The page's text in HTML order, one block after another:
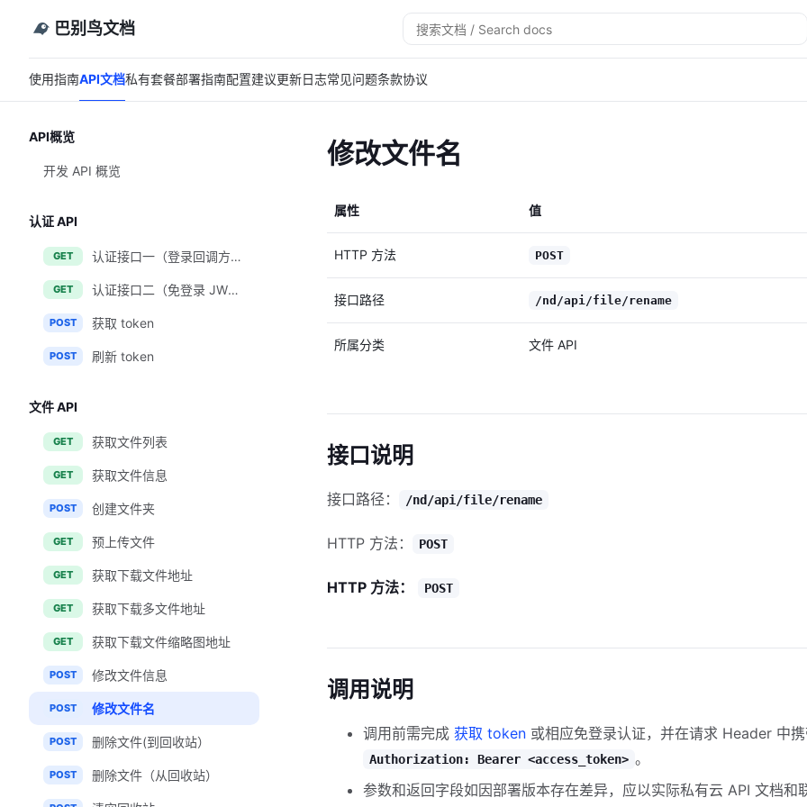
巴别鸟文档
搜
索
使用指南API文档私有套餐部署指南配置建议更新日志常见问题条款协议
API概览
开发 API 概览
认证 API
GET 认证接口一（登录回调方式）
GET 认证接口二（免登录 JWT token 方式）
POST 获取 token
POST 刷新 token
文件 API
GET 获取文件列表
GET 获取文件信息
POST 创建文件夹
GET 预上传文件
GET 获取下载文件地址
GET 获取下载多文件地址
GET 获取下载文件缩略图地址
POST 修改文件信息
POST 修改文件名
POST 删除文件(到回收站）
POST 删除文件（从回收站）
修改文件名
属性 值
HTTP 方法 POST
接口路径 /nd/api/file/rename
所属分类 文件 API
接口说明
接口路径： /nd/api/file/rename
HTTP 方法： POST
HTTP 方法： POST
调用说明
调用前需完成 获取 token 或相应免登录认证，并在请求 Header 中
Authorization: Bearer <access_token> 。
参数和返回字段如因部署版本存在差异，应以实际私有云 API 文档和